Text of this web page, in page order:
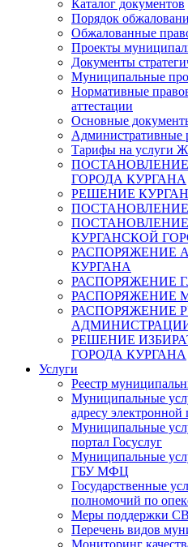
Каталог документов
Порядок
Обжалованные
Проекты
Документы
Муниципальные
Нормативные
аттестации
Основные
Административные
Тарифы на услуги
ГОРОДА КУРГАНА
РЕШЕНИЕ
КУРГАНСКОЙ
РАСПОРЯЖЕНИЕ
КУРГАНА
РАСПОРЯЖЕНИЕ
РАСПОРЯЖЕНИЕ
РАСПОРЯЖЕНИЕ
РЕШЕНИЕ
ГОРОДА КУРГАНА
Услуги
Реестр
Муниципальные
адресу электронной
Муниципальные
портал Госуслуг
Муниципальные
ГБУ МФЦ
Государственные
полномочий по
Меры поддержки
Перечень видов
Мониторинг